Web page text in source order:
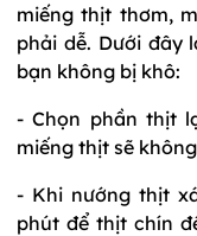
miếng thịt thơm,
phải dễ. Dưới đây
bạn không bị khô:
- Chọn phần thịt
miếng thịt sẽ
- Khi nướng thịt
phút để thịt chín